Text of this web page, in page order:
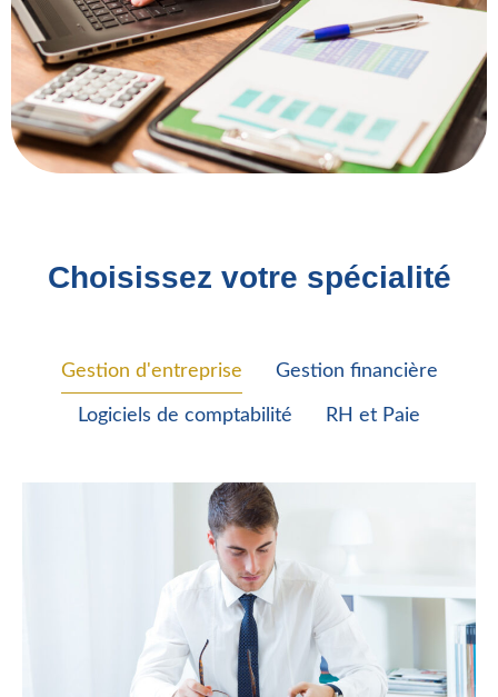
Choisissez votre spécialité
Gestion d'entreprise Gestion financière
Logiciels de comptabilité RH et Paie